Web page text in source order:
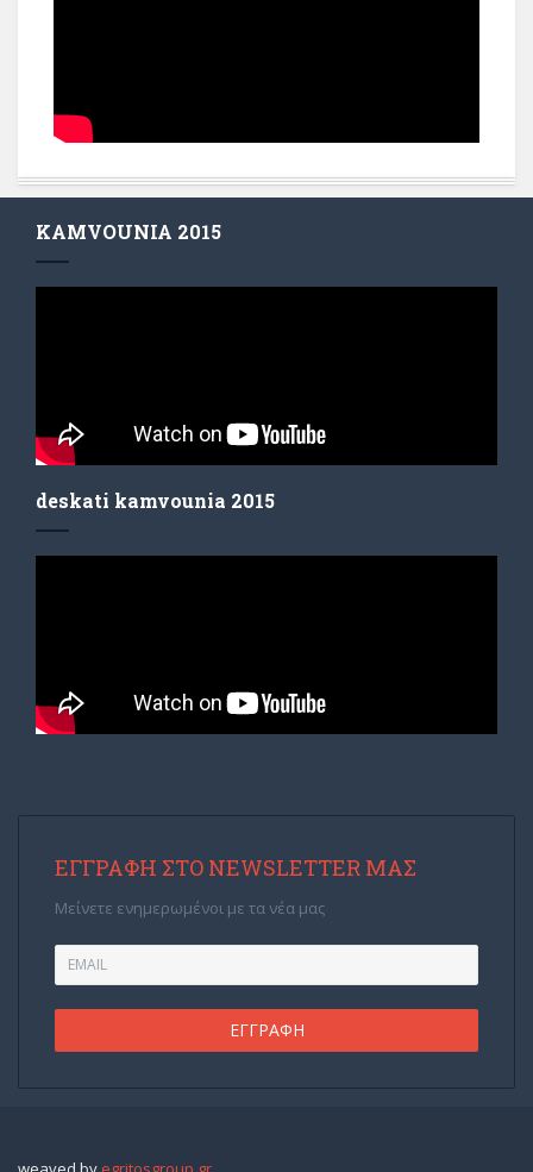
KAMVOUNIA 2015
deskati kamvounia 2015
ΕΓΓΡΑΦΉ ΣΤΟ NEWSLETTER ΜΑΣ
Μείνετε ενημερωμένοι με τα νέα μας